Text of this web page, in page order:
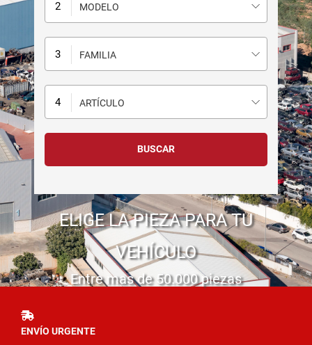
MODELO
FAMILIA
ARTÍCULO
ELIGE LA PIEZA PARA TU
VEHÍCULO
Entre mas de 50.000 piezas
ENVÍO URGENTE